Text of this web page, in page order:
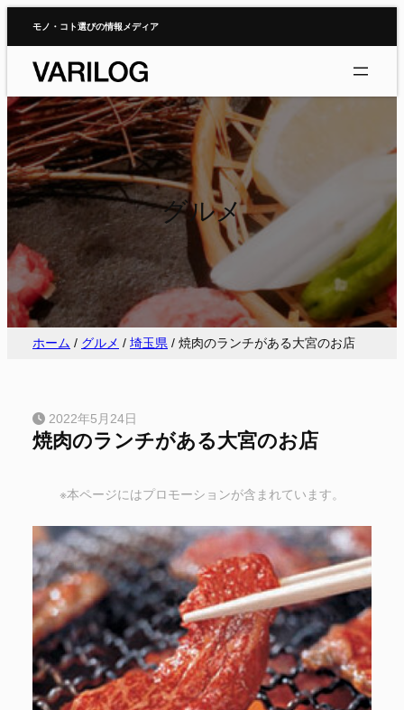
キ
ッ
プ
モノ・コト選びの情報メディア
グルメ
ホーム / グルメ / 埼玉県 / 焼肉のランチがある大宮のお店
2022年5月24日
焼肉のランチがある大宮のお店
※本ページにはプロモーションが含まれています。